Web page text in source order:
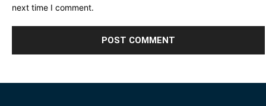
next time I comment.